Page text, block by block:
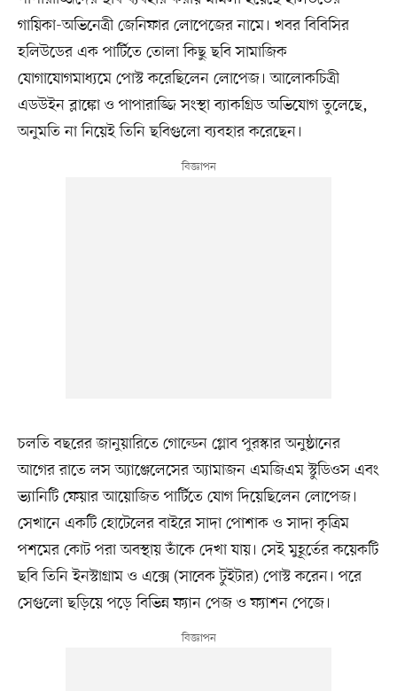
গায়িকা-অভিনেত্রী জেনিফার লোপেজের নামে। খবর বিবিসির
হলিউডের এক পার্টিতে তোলা কিছু ছবি সামাজিক
যোগাযোগমাধ্যমে পোস্ট করেছিলেন লোপেজ। আলোকচিত্রী
এডউইন ব্লাঙ্কো ও পাপারাজ্জি সংস্থা ব্যাকগ্রিড অভিযোগ তুলেছে,
অনুমতি না নিয়েই তিনি ছবিগুলো ব্যবহার করেছেন।
চলতি বছরের জানুয়ারিতে গোল্ডেন গ্লোব পুরস্কার অনুষ্ঠানের
আগের রাতে লস অ্যাঞ্জেলেসের অ্যামাজন এমজিএম স্টুডিওস এবং
ভ্যানিটি ফেয়ার আয়োজিত পার্টিতে যোগ দিয়েছিলেন লোপেজ।
সেখানে একটি হোটেলের বাইরে সাদা পোশাক ও সাদা কৃত্রিম
পশমের কোট পরা অবস্থায় তাঁকে দেখা যায়। সেই মুহূর্তের কয়েকটি
ছবি তিনি ইনস্টাগ্রাম ও এক্সে (সাবেক টুইটার) পোস্ট করেন। পরে
সেগুলো ছড়িয়ে পড়ে বিভিন্ন ফ্যান পেজ ও ফ্যাশন পেজে।